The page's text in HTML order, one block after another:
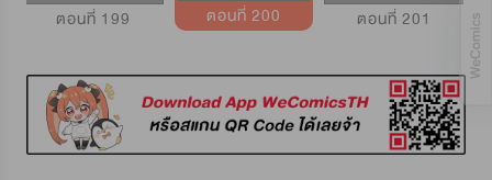
ตอนที่ 199 ตอนที่ 200 ตอนที่ 201